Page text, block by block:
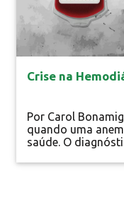
Crise na
Por Carol
quando uma
saúde. O
ataca seus